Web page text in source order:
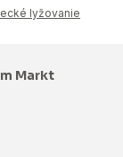
lyžovanie
Markt